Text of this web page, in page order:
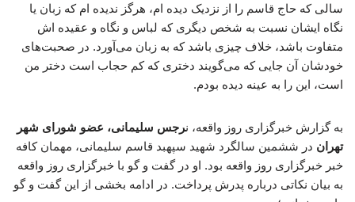
سالی که حاج قاسم را از نزدیک دیده ام، هرگز ندیده ام که زبان یا
نگاه ایشان نسبت به شخص دیگری که لباس و نگاه و عقیده اش
متفاوت باشد، خلاف چیزی باشد که به زبان می‌آورد. در صحبت‌های
خودشان آن جایی که می‌گویند دختری که کم حجاب است دختر من
است، این را به عینه دیده بودم.
به گزارش خبرگزاری روز واقعه، نرجس سلیمانی، عضو شورای شهر
تهران در ششمین سالگرد شهید سپهبد قاسم سلیمانی، مهمان کافه
خبر خبرگزاری روز واقعه بود. او در گفت و گو با خبرگزاری روز واقعه
به بیان نکاتی درباره پدرش پرداخت. در ادامه بخشی از این گفت و گو